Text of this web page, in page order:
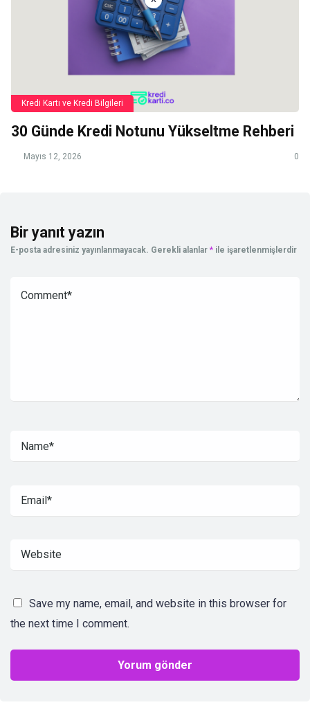
Kredi Kartı ve Kredi Bilgileri
30 Günde Kredi Notunu Yükseltme Rehberi
Mayıs 12, 2026 0
Bir yanıt yazın
E-posta adresiniz yayınlanmayacak. Gerekli alanlar * ile işaretlenmişlerdir
Save my name, email, and website in this browser for
the next time I comment.